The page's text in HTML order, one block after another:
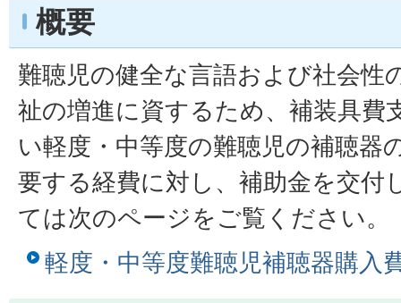
概要
難聴児の健全な言語および社会性
祉の増進に資するため、補装具費
い軽度・中等度の難聴児の補聴器
要する経費に対し、補助金を交付
ては次のページをご覧ください。
軽度・中等度難聴児補聴器購入